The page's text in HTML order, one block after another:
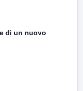
di un nuovo